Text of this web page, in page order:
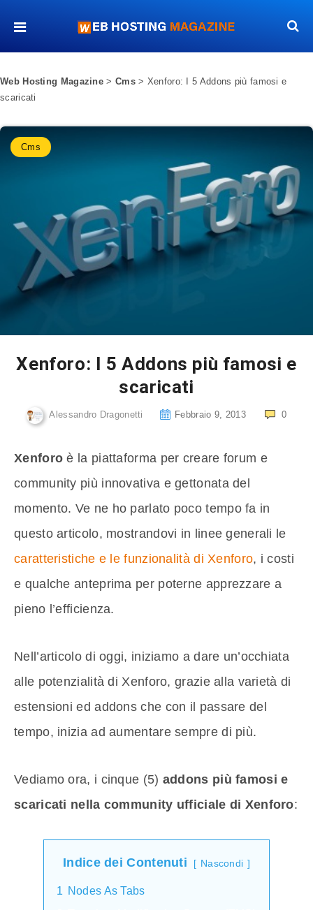
Web Hosting Magazine > Cms> Xenforo: I 5 Addons più famosi e
scaricati
Cms
Xenforo: I 5 Addons più famosi e
scaricati
Alessandro Dragonetti Febbraio 9, 2013 0
Xenforo è la piattaforma per creare forum e
community più innovativa e gettonata del
momento. Ve ne ho parlato poco tempo fa in
questo articolo, mostrandovi in linee generali le
caratteristiche e le funzionalità di Xenforo, i costi
e qualche anteprima per poterne apprezzare a
pieno l’efficienza.
Nell’articolo di oggi, iniziamo a dare un’occhiata
alle potenzialità di Xenforo, grazie alla varietà di
estensioni ed addons che con il passare del
tempo, inizia ad aumentare sempre di più.
Vediamo ora, i cinque (5) addons più famosi e
scaricati nella community ufficiale di Xenforo:
Indice dei Contenuti Nascondi
1
Nodes As Tabs